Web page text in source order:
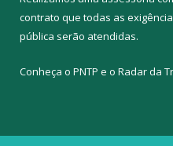
contrato que todas as
pública serão atendidas.
Conheça o PNTP e o Radar da